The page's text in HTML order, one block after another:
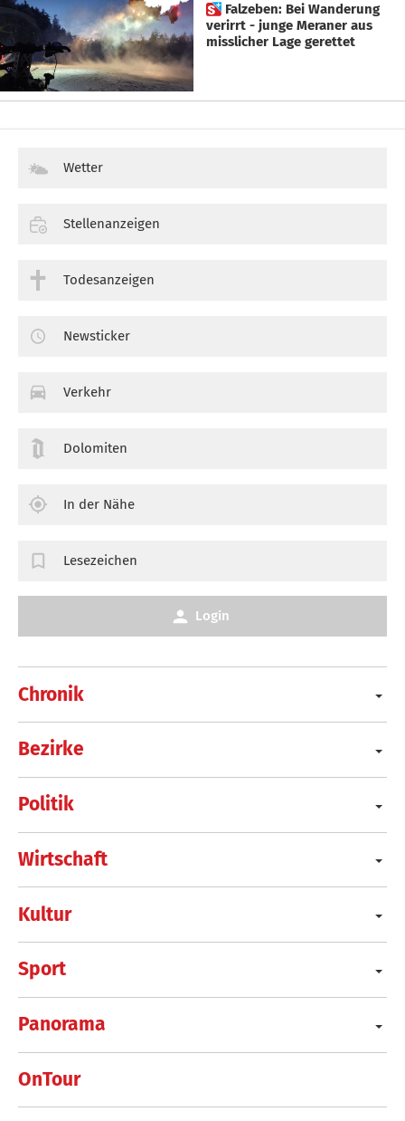
 Falzeben: Bei Wanderung
verirrt - junge Meraner aus
misslicher Lage gerettet
Chronik
Bezirke
Politik
Wirtschaft
Kultur
Sport
Panorama
OnTour
Wetter
Stellenanzeigen
Todesanzeigen
Newsticker
Verkehr
Dolomiten
In der Nähe
Lesezeichen
Login